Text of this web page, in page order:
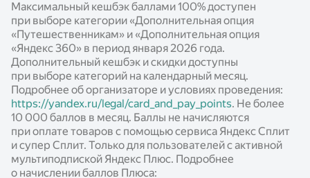
Новости
Статьи
Калькуляторы
Максимальный кешбэк баллами 100% доступен
при выборе категории «Дополнительная опция
«Путешественникам» и «Дополнительная опция
«Яндекс 360» в период января 2026 года.
Дополнительный кешбэк и скидки доступны
при выборе категорий на календарный месяц.
Подробнее об организаторе и условиях проведения:
https://yandex.ru/legal/card_and_pay_points. Не более
10 000 баллов в месяц. Баллы не начисляются
при оплате товаров с помощью сервиса Яндекс Сплит
и супер Сплит. Только для пользователей с активной
мультиподпиской Яндекс Плюс. Подробнее
о начислении баллов Плюса: